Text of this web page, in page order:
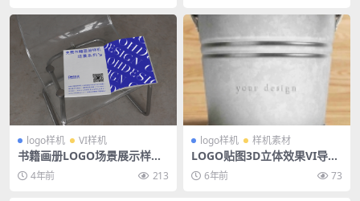
logo样机 VI样机
书籍画册LOGO场景展示样机
PSD素材
4年前 213
logo样机 样机素材
LOGO贴图3D立体效果VI导视
智能贴图PS样机素材
6年前 73